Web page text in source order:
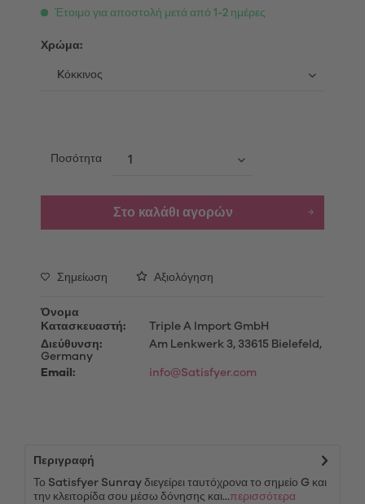
Έτοιμο για αποστολή μετά από 1-2 ημέρες
Χρώμα:
Ποσότητα
Στο καλάθι αγορών
Σημείωση Αξιολόγηση
Όνομα
Κατασκευαστή:
Triple A Import GmbH
Διεύθυνση:
Am Lenkwerk 3, 33615 Bielefeld,
Germany
Email:
info@Satisfyer.com
Περιγραφή
Το Satisfyer Sunray διεγείρει ταυτόχρονα το σημείο G και
την κλειτορίδα σου μέσω δόνησης και...περισσότερα